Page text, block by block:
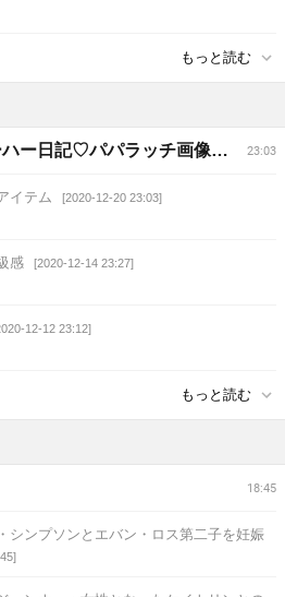
もっと読む
23:03
♡ゴシップ ガールのミーハー日記♡パパラッチ画像・海外セレブ・ゴシップ・流行モノ大好きなHappy Life♡
イテム [2020-12-20 23:03]
感 [2020-12-14 23:27]
12-12 23:12]
もっと読む
18:45
シンプソンとエバン・ロス第二子を妊娠